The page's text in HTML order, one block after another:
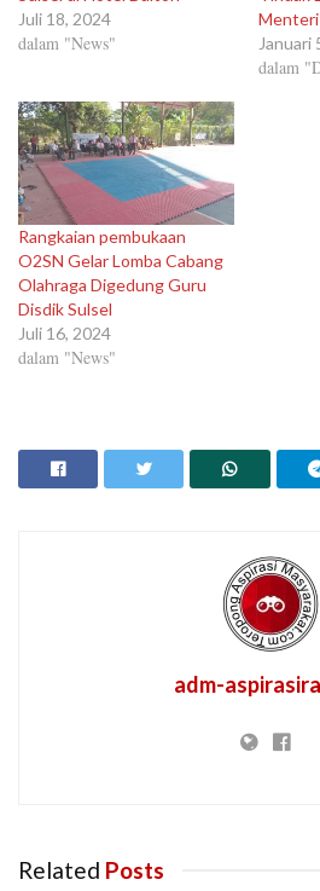
Juli 18, 2024
dalam "News"
Menteri
Januari
dalam
Rangkaian pembukaan
O2SN Gelar Lomba Cabang
Olahraga Digedung Guru
Disdik Sulsel
Juli 16, 2024
dalam "News"
adm-
Related Posts